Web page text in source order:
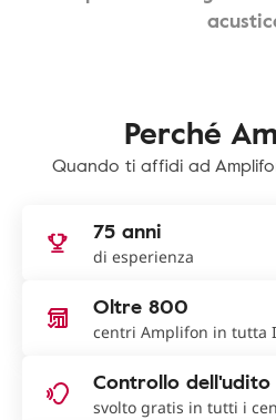
Perché
Quando ti affidi ad
75 anni
di esperienza
Oltre 800
centri Amplifon in tutta
Controllo
svolto gratis in tutti i